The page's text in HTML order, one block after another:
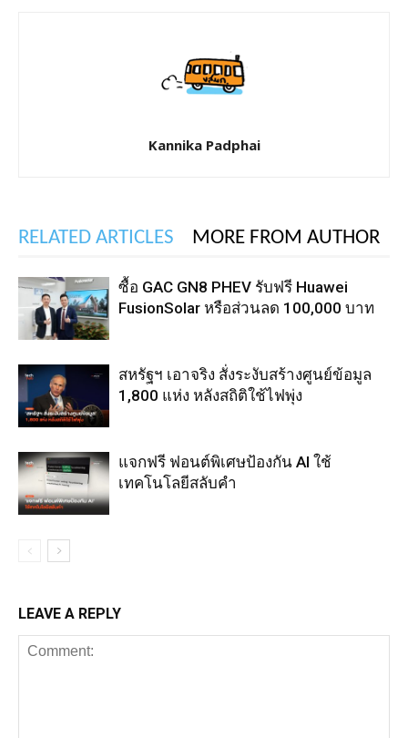
Kannika Padphai
RELATED ARTICLES MORE FROM AUTHOR
ซื้อ GAC GN8 PHEV รับฟรี Huawei
FusionSolar หรือส่วนลด 100,000 บาท
สหรัฐฯ เอาจริง สั่งระงับสร้างศูนย์ข้อมูล
1,800 แห่ง หลังสถิติใช้ไฟพุ่ง
แจกฟรี ฟอนต์พิเศษป้องกัน AI ใช้
เทคโนโลยีสลับคำ
LEAVE A REPLY